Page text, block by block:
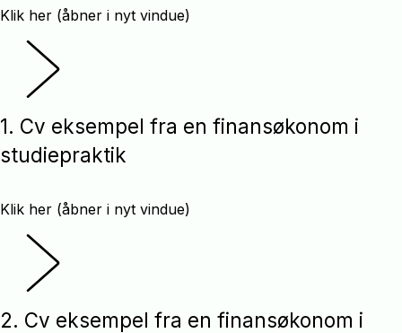
Klik her (åbner i nyt vindue)
1. Cv eksempel fra en finansøkonom i
studiepraktik
Klik her (åbner i nyt vindue)
2. Cv eksempel fra en finansøkonom i